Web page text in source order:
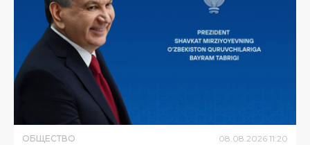
ОБЩЕСТВО 08.08.2026 11:20